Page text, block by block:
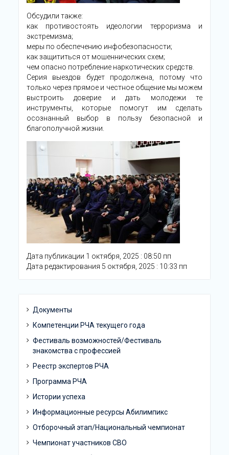
Обсудили также:
как противостоять идеологии терроризма и
экстремизма;
меры по обеспечению инфобезопасности;
как защититься от мошеннических схем;
чем опасно потребление наркотических средств.
Серия выездов будет продолжена, потому что
только через прямое и честное общение мы можем
выстроить доверие и дать молодежи те
инструменты, которые помогут им сделать
осознанный выбор в пользу безопасной и
благополучной жизни.
Дата публикации 1 октября, 2025 : 08:50 пп
Дата редактирования 5 октября, 2025 : 10:33 пп
Документы
Компетенции РЧА текущего года
Фестиваль возможностей/Фестиваль
знакомства с профессией
Реестр экспертов РЧА
Программа РЧА
Истории успеха
Информационные ресурсы Абилимпикс
Отборочный этап/Национальный чемпионат
Чемпионат участников СВО